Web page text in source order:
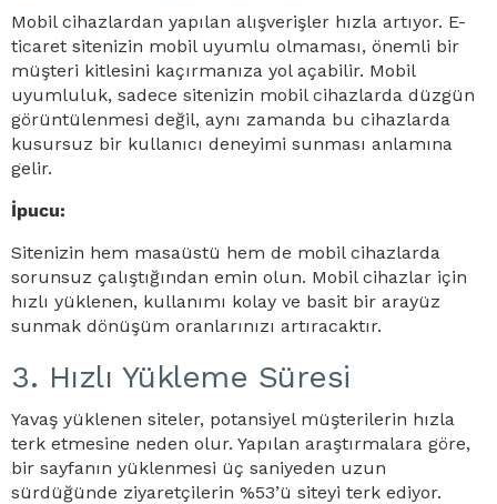
Mobil cihazlardan yapılan alışverişler hızla artıyor. E-
ticaret sitenizin mobil uyumlu olmaması, önemli bir
müşteri kitlesini kaçırmanıza yol açabilir. Mobil
uyumluluk, sadece sitenizin mobil cihazlarda düzgün
görüntülenmesi değil, aynı zamanda bu cihazlarda
kusursuz bir kullanıcı deneyimi sunması anlamına
gelir.
İpucu:
Sitenizin hem masaüstü hem de mobil cihazlarda
sorunsuz çalıştığından emin olun. Mobil cihazlar için
hızlı yüklenen, kullanımı kolay ve basit bir arayüz
sunmak dönüşüm oranlarınızı artıracaktır.
3. Hızlı Yükleme Süresi
Yavaş yüklenen siteler, potansiyel müşterilerin hızla
terk etmesine neden olur. Yapılan araştırmalara göre,
bir sayfanın yüklenmesi üç saniyeden uzun
sürdüğünde ziyaretçilerin %53’ü siteyi terk ediyor.